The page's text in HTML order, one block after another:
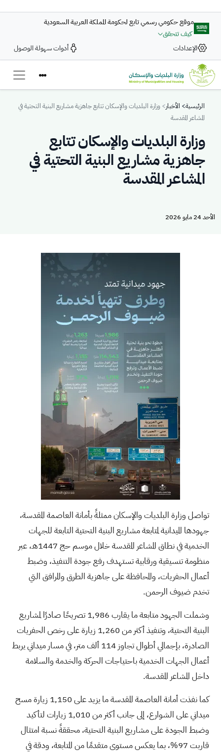
موقع حكومي رسمي تابع لحكومة المملكة العربية السعودية
كيف تتحقق
الإعدادات
أدوات سهولة الوصول
Breadcrumb
الرئيسية الأخبار
وزارة البلديات والإسكان تتابع جاهزية مشاريع البنية التحتية في
المشاعر المقدسة
وزارة البلديات والإسكان تتابع
جاهزية مشاريع البنية التحتية في
المشاعر المقدسة
الأحد 24 مايو 2026
تواصل وزارة البلديات والإسكان ممثلةً بأمانة العاصمة المقدسة،
جهودها الميدانية لمتابعة مشاريع البنية التحتية التابعة للجهات
الخدمية في نطاق المشاعر المقدسة خلال موسم حج 1447هـ، عبر
منظومة تنسيقية ورقابية تستهدف رفع جودة التنفيذ، وضبط
أعمال الحفريات، والمحافظة على جاهزية الطرق والمرافق التي
تخدم ضيوف الرحمن.
وشملت الجهود متابعة ما يقارب 1,986 تصريحًا صادرًا لمشاريع
البنية التحتية، وتنفيذ أكثر من 1,260 زيارة على رخص الحفريات
الصادرة، بإجمالي أطوال تجاوز 114 ألف متر، في مسار ميداني يربط
أعمال الجهات الخدمية باحتياجات الحركة والخدمة والسلامة
داخل المشاعر المقدسة.
كما نفذت أمانة العاصمة المقدسة ما يزيد على 1,150 زيارة مسح
ميداني على الشوارع، إلى جانب أكثر من 1,010 زيارات لتأكيد
وضبط الجودة على مشاريع البنية التحتية، محققةً نسبة امتثال
قاربت 97%، بما يعكس مستوى متقدمًا من المتابعة، ودقة في